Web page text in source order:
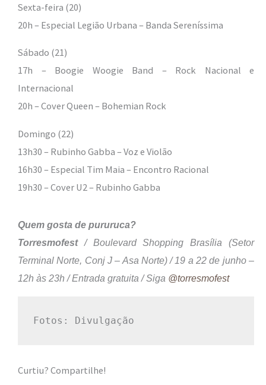
Sexta-feira (20)
20h – Especial Legião Urbana – Banda Sereníssima
Sábado (21)
17h – Boogie Woogie Band – Rock Nacional e
Internacional
20h – Cover Queen – Bohemian Rock
Domingo (22)
13h30 – Rubinho Gabba – Voz e Violão
16h30 – Especial Tim Maia – Encontro Racional
19h30 – Cover U2 – Rubinho Gabba
Quem gosta de pururuca?
Torresmofest/ Boulevard Shopping Brasília (Setor
Terminal Norte, Conj J – Asa Norte) / 19 a 22 de junho –
12h às 23h / Entrada gratuita / Siga @torresmofest
Fotos: Divulgação
Curtiu? Compartilhe!